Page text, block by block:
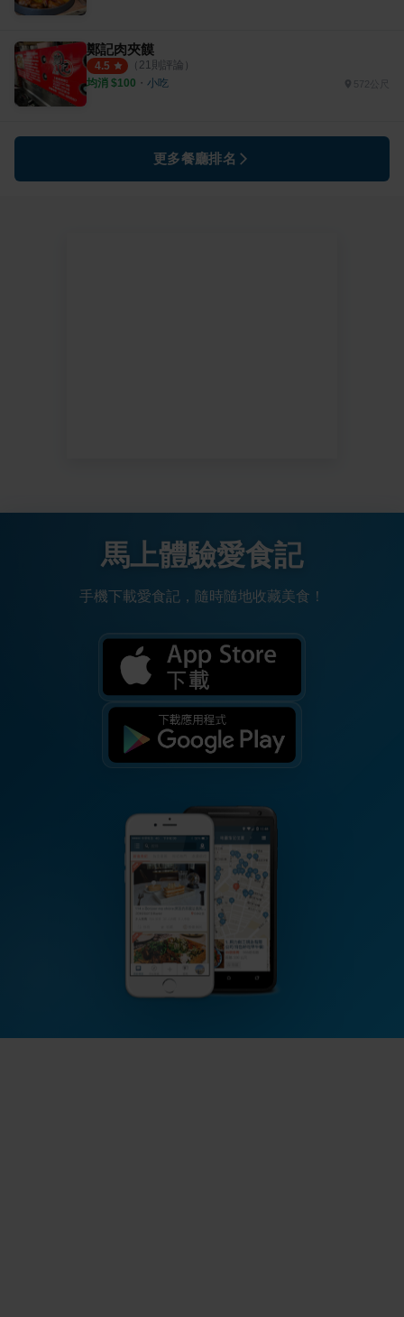
鄭記肉夾饃
4.5 （ 21則評論）
均消 $100 ・ 小吃 572公尺
更多餐廳排名
馬上體驗愛食記
手機下載愛食記，隨時隨地收藏美食！